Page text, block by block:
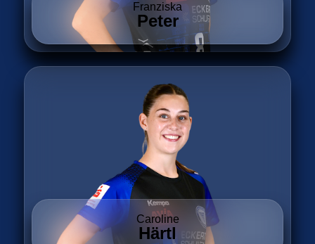
Franziska
Peter
Caroline
Härtl